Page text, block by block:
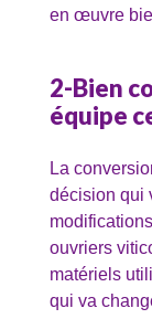
en œuvre
2-Bien
équipe
La
décision qui
ouvriers
matériels
qui va